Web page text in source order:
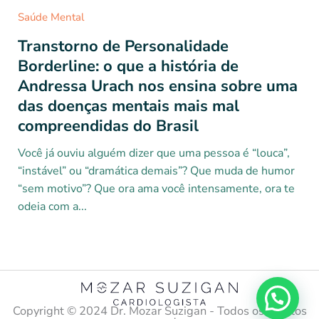
Saúde Mental
Transtorno de Personalidade
Borderline: o que a história de
Andressa Urach nos ensina sobre uma
das doenças mentais mais mal
compreendidas do Brasil
Você já ouviu alguém dizer que uma pessoa é “louca”,
“instável” ou “dramática demais”? Que muda de humor
“sem motivo”? Que ora ama você intensamente, ora te
odeia com a...
Copyright ©️ 2024 Dr. Mozar Suzigan - Todos os direitos